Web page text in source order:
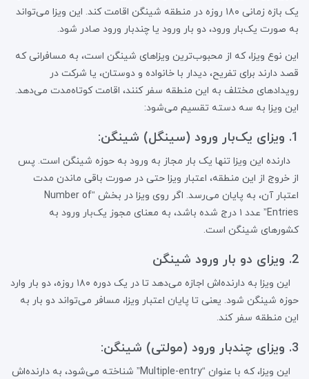
یک بازه زمانی ۱۸۰ روزه در منطقه شینگن اقامت کند. این ویزا می‌تواند
به صورت یک‌بار ورود، دو بار ورود یا چندبار ورود صادر شود.
این نوع ویزا، که از محبوب‌ترین ویزاهای شینگن است، به مسافرانی که
قصد دارند برای تفریح، دیدار با خانواده و دوستان، یا شرکت در
رویدادهای مختلف به این منطقه سفر کنند، اقامت کوتاه‌مدت می‌دهد.
این ویزا به سه دسته تقسیم می‌شود:
1. ویزای یک‌بار ورود (سینگل) شینگن:
دارنده این ویزا تنها یک بار مجاز به ورود به حوزه شینگن است. پس
از خروج از این منطقه، اعتبار ویزا حتی در صورت باقی ماندن مدت
اعتبار آن، به پایان می‌رسد. اگر روی ویزا در بخش “Number of
Entries” عدد ۱ درج شده باشد، به معنای مجوز یک‌بار ورود به
کشورهای شینگن است.
2. ویزای دو بار ورود شینگن
این ویزا به دارنده‌اش اجازه می‌دهد تا در یک دوره ۱۸۰ روزه، دو بار وارد
حوزه شینگن شود. یعنی تا پایان اعتبار ویزا، مسافر می‌تواند دو بار به
این منطقه سفر کند.
3. ویزای چندبار ورود (مولتی) شینگن:
این ویزا، که با عنوان “Multiple-entry” شناخته می‌شود، به دارنده‌اش